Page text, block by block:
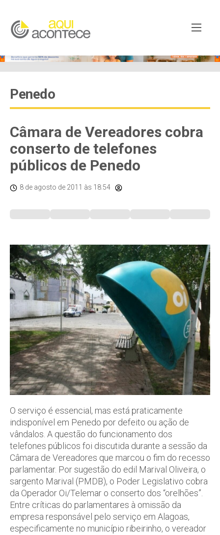
Penedo
Câmara de Vereadores cobra
conserto de telefones
públicos de Penedo
8 de agosto de 2011 às 18:54
O serviço é essencial, mas está praticamente
indisponível em Penedo por defeito ou ação de
vândalos. A questão do funcionamento dos
telefones públicos foi discutida durante a sessão da
Câmara de Vereadores que marcou o fim do recesso
parlamentar. Por sugestão do edil Marival Oliveira, o
sargento Marival (PMDB), o Poder Legislativo cobra
da Operador Oi/Telemar o conserto dos “orelhões”.
Entre críticas do parlamentares à omissão da
empresa responsável pelo serviço em Alagoas,
especificamente no município ribeirinho, o vereador